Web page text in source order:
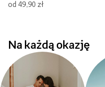
od 49,90 zł
Na każdą okazję